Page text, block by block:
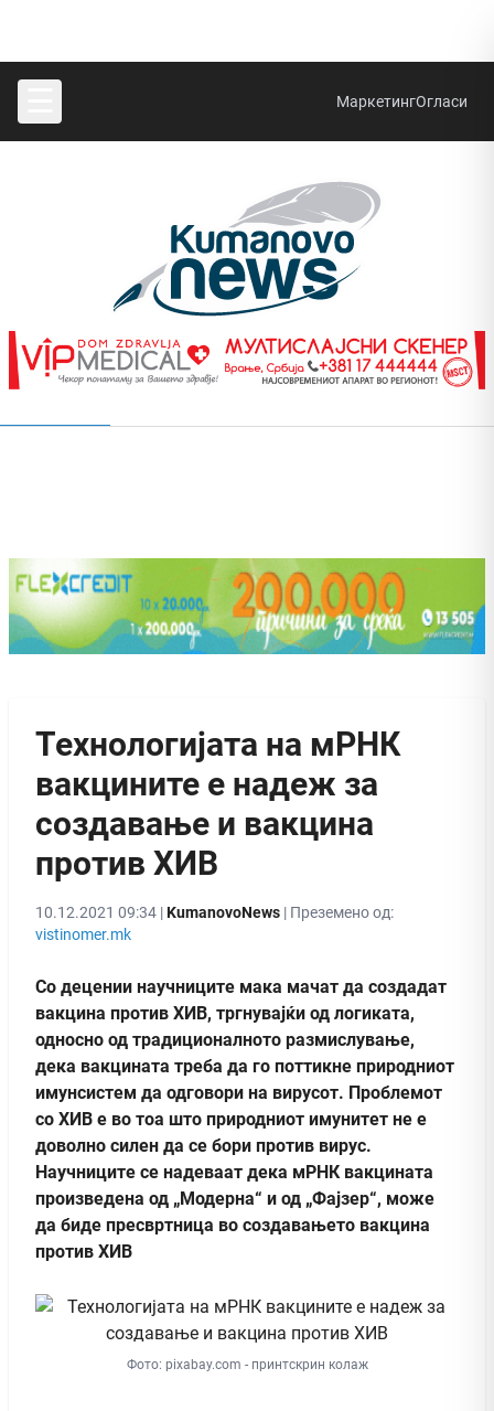
МаркетингОгласи
Технологијата на мРНК
вакцините е надеж за
создавање и вакцина
против ХИВ
10.12.2021 09:34 |KumanovoNews | Преземено од:
vistinomer.mk
Со децении научниците мака мачат да создадат
вакцина против ХИВ, тргнувајќи од логиката,
односно од традиционалното размислување,
дека вакцината треба да го поттикне природниот
имунсистем да одговори на вирусот. Проблемот
со ХИВ е во тоа што природниот имунитет не е
доволно силен да се бори против вирус.
Научниците се надеваат дека мРНК вакцината
произведена од „Модерна“ и од „Фајзер“, може
да биде пресвртница во создавањето вакцина
против ХИВ
Фото: pixabay.com - принтскрин колаж